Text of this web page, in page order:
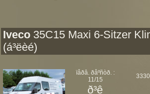
Iveco 35C15 Maxi 6-Sitzer
(á³ëèé)
ïåðâ. ðåºñòð. :
11/15
ð³ê